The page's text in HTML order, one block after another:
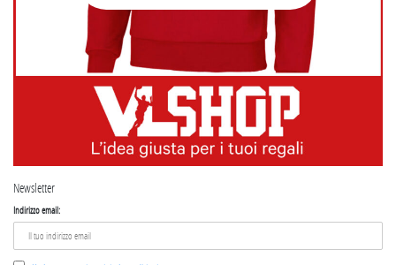
Newsletter
Indirizzo email: